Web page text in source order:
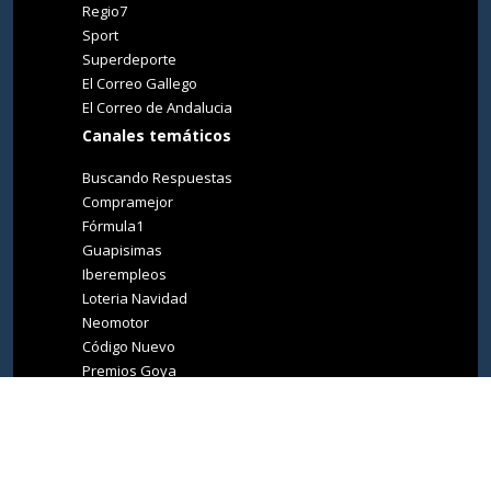
Regio7
Sport
Superdeporte
El Correo Gallego
El Correo de Andalucia
Canales temáticos
Buscando Respuestas
Compramejor
Fórmula1
Guapisimas
Iberempleos
Loteria Navidad
Neomotor
Código Nuevo
Premios Goya